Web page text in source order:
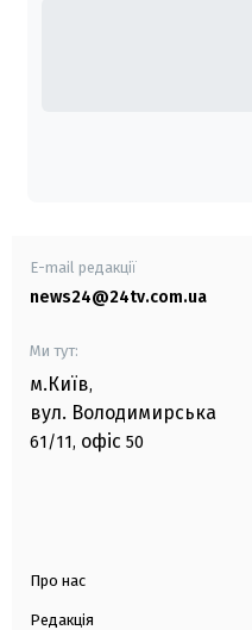
E-mail редакції
news24@24tv.com.ua
Ми тут:
м.Київ,
вул. Володимирська
61/11, офіс 50
Про нас
Редакція